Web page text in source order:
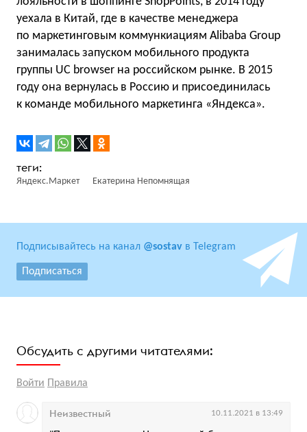
уехала в Китай, где в качестве менеджера
по маркетинговым коммункиациям Alibaba Group
занималась запуском мобильного продукта
группы UC browser на российском рынке. В 2015
году она вернулась в Россию и присоединилась
к команде мобильного маркетинга «Яндекса».
Яндекс.Маркет Екатерина Непомнящая
Подписывайтесь на канал @sostav в Telegram
Подписаться
Обсудить с другими читателями:
Войти Правила
Неизвестный 10.11.2021 в 13:49